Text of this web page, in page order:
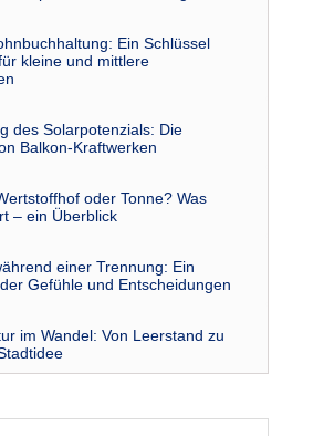
Ein Schlüssel
kleine und mittlere
des Solarpotenzials: Die
Balkon-Kraftwerken
oder Tonne? Was
– ein Überblick
einer Trennung: Ein
Gefühle und Entscheidungen
im Wandel: Von Leerstand zu